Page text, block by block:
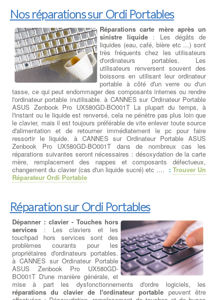
Nos réparations sur Ordi Portables
Réparations carte mère après un
sinistre liquide : Les dégâts de
liquides (eau, café, bière etc …) sont
très fréquents chez les utilisateurs
d'ordinateurs portables. Les
utilisateurs renversent souvent des
boissons en utilisant leur ordinateur
portable à côté d'un verre ou d'un
tasse, ce qui peut endommager des composants internes ou rendre
l'ordinateur portable inutilisable. à CANNES sur Ordinateur Portable
ASUS Zenbook Pro UX580GD-BO001T La plupart du temps, à
l'instant ou le liquide est renversé, cela ne pénètre pas plus loin que
le clavier, mais il est toujours préférable de vite enlever toute source
d'alimentation et de retourner immédiatement le pc pour faire
ressortir le liquide. à CANNES sur Ordinateur Portable ASUS
Zenbook Pro UX580GD-BO001T dans de nombreux cas les
réparations suivantes seront nécessaires : désoxydation de la carte
mère, remplacement des nappes et composants défectueux,
changement du clavier (cas d'un liquide sucré) etc …. : Trouver Un
Réparateur Ordi Portable
Réparation sur Ordi Portables
Dépanner : clavier - Touches hors
services : Les claviers et les
touchpad hors services sont des
problèmes courants pour les
propriétaires d'ordinateurs portables.
à CANNES sur Ordinateur Portable
ASUS Zenbook Pro UX580GD-
BO001T D'une manière générale, et
mise à part les dysfonctionnements d'ordre logiciels, les
réparations du clavier de l'ordinateur portable peuvent être